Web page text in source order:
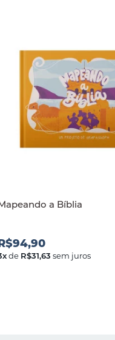
a Bíblia
xde R$31,63 sem juros